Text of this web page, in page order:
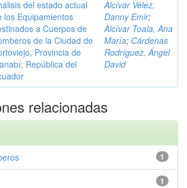
del estado actual
los Equipamientos
a Cuerpos de
de la Ciudad de
Provincia de
República del
Alcívar Vélez,
Danny Emir;
Alcívar Toala, Ana
María; Cárdenas
Rodríguez, Ángel
David
relacionadas
1
1